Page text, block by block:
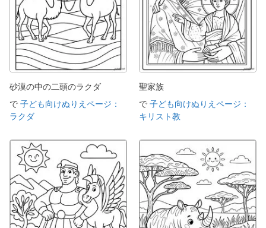
砂漠の中の二頭のラクダ
で 子ども向けぬりえページ：
ラクダ
聖家族
で 子ども向けぬりえページ：
キリスト教